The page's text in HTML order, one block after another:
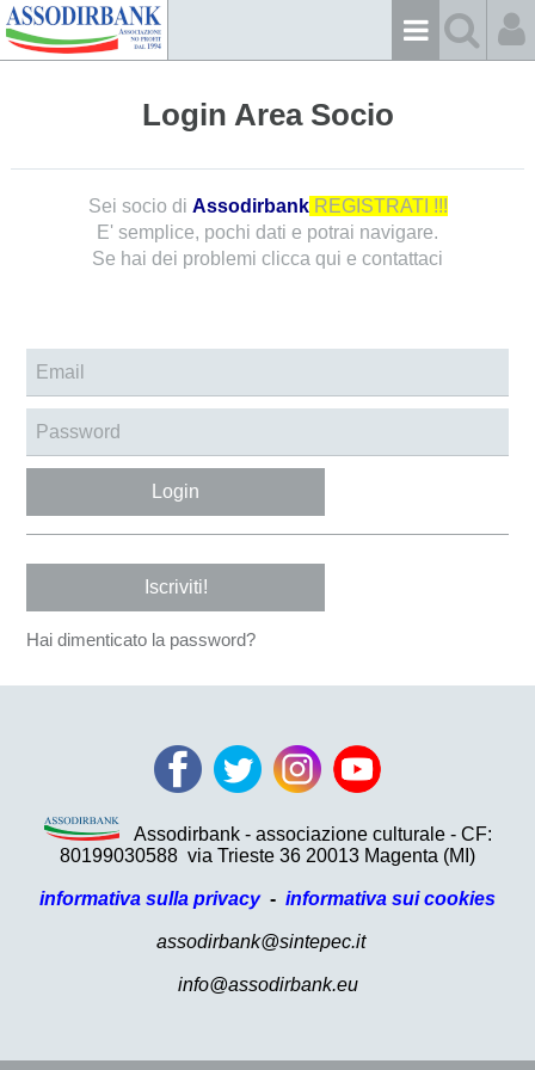
Login Area Socio
Sei socio di AssodirbankREGISTRATI !!!
E' semplice, pochi dati e potrai navigare.
Se hai dei problemi clicca qui e contattaci
Login
Iscriviti!
Hai dimenticato la password?
Assodirbank - associazione culturale - CF:
80199030588 via Trieste 36 20013 Magenta (MI)
informativa sulla privacy- informativa sui cookies
assodirbank@sintepec.it
info@assodirbank.eu